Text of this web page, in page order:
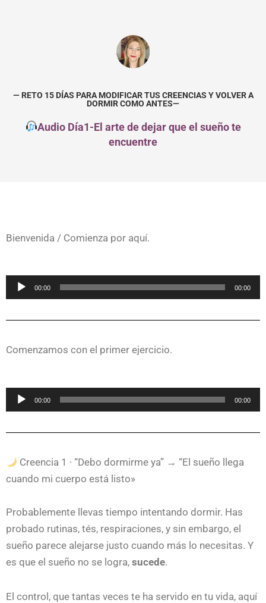
— RETO 15 DÍAS PARA MODIFICAR TUS CREENCIAS Y VOLVER A
DORMIR COMO ANTES—
Audio Día1-El arte de dejar que el sueño te
encuentre
Bienvenida / Comienza por aquí.
Reproductor
de
00:00 00:00
Comenzamos con el primer ejercicio.
Reproductor
de
00:00 00:00
Creencia 1 · “Debo dormirme ya” → “El sueño llega
cuando mi cuerpo está listo»
Probablemente llevas tiempo intentando dormir. Has
probado rutinas, tés, respiraciones, y sin embargo, el
sueño parece alejarse justo cuando más lo necesitas. Y
es que el sueño no se logra, sucede.
El control, que tantas veces te ha servido en tu vida, aquí